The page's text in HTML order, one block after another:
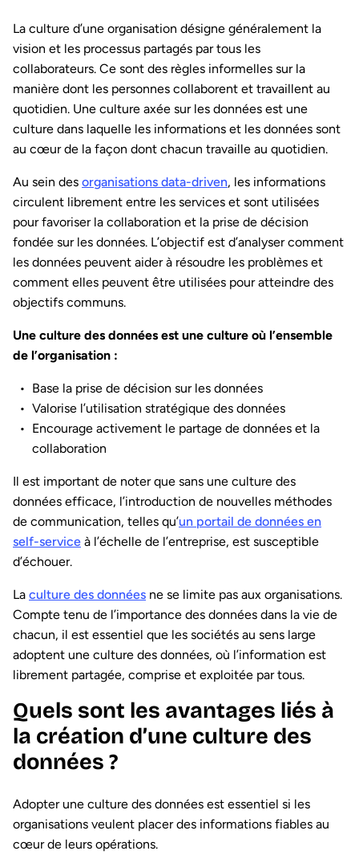
La culture d’une organisation désigne généralement la
vision et les processus partagés par tous les
collaborateurs. Ce sont des règles informelles sur la
manière dont les personnes collaborent et travaillent au
quotidien. Une culture axée sur les données est une
culture dans laquelle les informations et les données sont
au cœur de la façon dont chacun travaille au quotidien.
Au sein des organisations data-driven, les informations
circulent librement entre les services et sont utilisées
pour favoriser la collaboration et la prise de décision
fondée sur les données. L’objectif est d’analyser comment
les données peuvent aider à résoudre les problèmes et
comment elles peuvent être utilisées pour atteindre des
objectifs communs.
Une culture des données est une culture où l’ensemble
de l’organisation :
Base la prise de décision sur les données
Valorise l’utilisation stratégique des données
Encourage activement le partage de données et la
collaboration
Il est important de noter que sans une culture des
données efficace, l’introduction de nouvelles méthodes
de communication, telles qu’un portail de données en
self-service à l’échelle de l’entreprise, est susceptible
d’échouer.
La culture des données ne se limite pas aux organisations.
Compte tenu de l’importance des données dans la vie de
chacun, il est essentiel que les sociétés au sens large
adoptent une culture des données, où l’information est
librement partagée, comprise et exploitée par tous.
Quels sont les avantages liés à
la création d’une culture des
données ?
Adopter une culture des données est essentiel si les
organisations veulent placer des informations fiables au
cœur de leurs opérations.